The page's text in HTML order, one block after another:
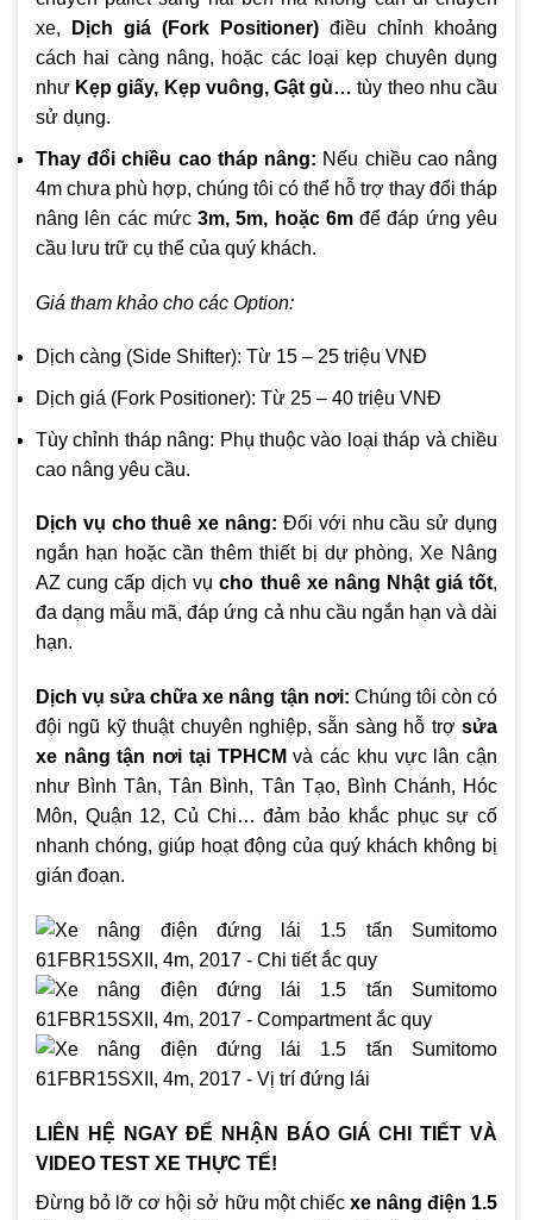
xe,
Dịch giá (Fork Positioner) điều chỉnh khoảng
cách hai càng nâng, hoặc các loại kẹp chuyên dụng
như Kẹp giấy, Kẹp vuông, Gật gù… tùy theo nhu cầu
sử dụng.
Thay đổi chiều cao tháp nâng: Nếu chiều cao nâng
4m chưa phù hợp, chúng tôi có thể hỗ trợ thay đổi tháp
nâng lên các mức3m, 5m, hoặc 6mđể đáp ứng yêu
cầu lưu trữ cụ thể của quý khách.
Giá tham khảo cho các Option:
Dịch càng (Side Shifter): Từ 15 – 25 triệu VNĐ
Dịch giá (Fork Positioner): Từ 25 – 40 triệu VNĐ
Tùy chỉnh tháp nâng: Phụ thuộc vào loại tháp và chiều
cao nâng yêu cầu.
Dịch vụ cho thuê xe nâng: Đối với nhu cầu sử dụng
ngắn hạn hoặc cần thêm thiết bị dự phòng, Xe Nâng
AZ cung cấp dịch vụcho thuê xe nâng Nhật giá tốt,
đa dạng mẫu mã, đáp ứng cả nhu cầu ngắn hạn và dài
hạn.
Dịch vụ sửa chữa xe nâng tận nơi: Chúng tôi còn có
đội ngũ kỹ thuật chuyên nghiệp, sẵn sàng hỗ trợ sửa
xe nâng tận nơi tại TPHCM và các khu vực lân cận
như Bình Tân, Tân Bình, Tân Tạo, Bình Chánh, Hóc
Môn, Quận 12, Củ Chi… đảm bảo khắc phục sự cố
nhanh chóng, giúp hoạt động của quý khách không bị
gián đoạn.
LIÊN HỆ NGAY ĐỂ NHẬN BÁO GIÁ CHI TIẾT VÀ
VIDEO TEST XE THỰC TẾ!
Đừng bỏ lỡ cơ hội sở hữu một chiếc xe nâng điện 1.5